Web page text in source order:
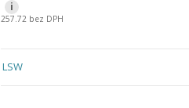
i
257.72 bez DPH
LSW